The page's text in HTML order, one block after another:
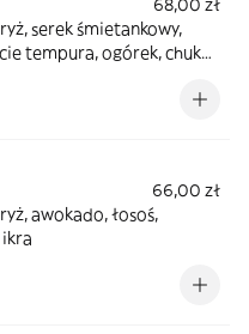
68,00 zł
serek śmietankowy,
tempura, ogórek, chuka,
66,00 zł
awokado, łosoś,